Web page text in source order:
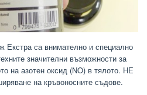
Екстра са внимателно и специално
значителни възможности за
на азотен оксид (NO) в тялото. НЕ
на кръвоносните съдове.